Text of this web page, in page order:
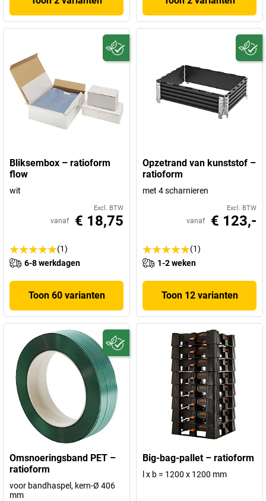
Bliksembox – ratioform
flow
wit
Excl. BTW
vanaf € 18,75
(1)
6-8 werkdagen
Toon 60 varianten
Opzetrand van kunststof –
ratioform
met 4 scharnieren
Excl. BTW
vanaf € 123,-
(1)
1-2 weken
Toon 12 varianten
Omsnoeringsband PET –
ratioform
voor bandhaspel, kern-Ø 406
mm
Big-bag-pallet – ratioform
l x b = 1200 x 1200 mm